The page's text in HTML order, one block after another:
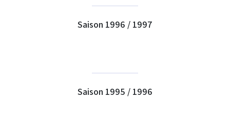
Saison 1996 / 1997
Saison 1995 / 1996